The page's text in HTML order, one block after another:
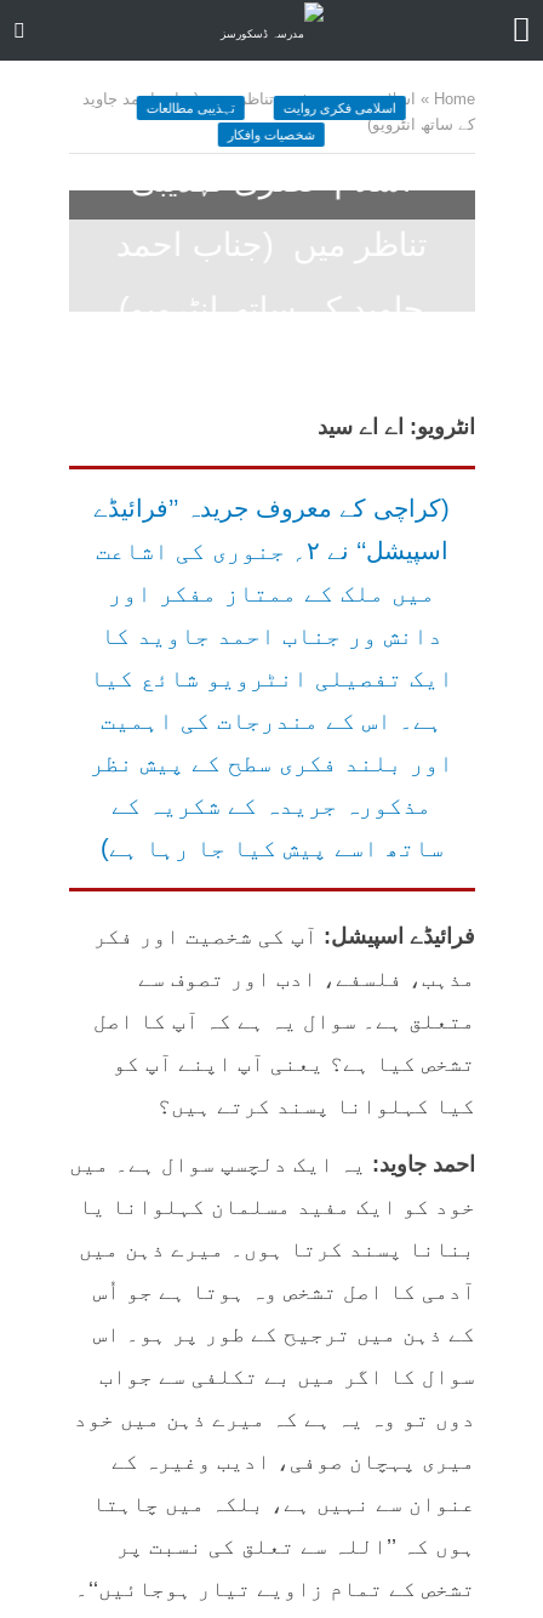
Home
»
اسلام عصری تہذیبی تناظر میں (جناب احمد جاوید
کے ساتھ انٹرویو)
اسلامی فکری روایت
تہذیبی مطالعات
شخصیات وافکار
اسلام عصری تہذیبی
تناظر میں (جناب احمد
جاوید کے ساتھ انٹرویو)
انٹرویو: اے اے سید
(کراچی کے معروف جریدہ ’’فرائیڈے
اسپیشل‘‘ نے ۲؍ جنوری کی اشاعت
میں ملک کے ممتاز مفکر اور
دانش ور جناب احمد جاوید کا
ایک تفصیلی انٹرویو شائع کیا
ہے۔ اس کے مندرجات کی اہمیت
اور بلند فکری سطح کے پیش نظر
مذکورہ جریدہ کے شکریہ کے
ساتھ اسے پیش کیا جا رہا ہے)
فرائیڈے اسپیشل: آپ کی شخصیت اور فکر
مذہب، فلسفے، ادب اور تصوف سے
متعلق ہے۔ سوال یہ ہے کہ آپ کا اصل
تشخص کیا ہے؟ یعنی آپ اپنے آپ کو
کیا کہلوانا پسند کرتے ہیں؟
احمد جاوید: یہ ایک دلچسپ سوال ہے۔ میں
خود کو ایک مفید مسلمان کہلوانا یا
بنانا پسند کرتا ہوں۔ میرے ذہن میں
آدمی کا اصل تشخص وہ ہوتا ہے جو اُس
کے ذہن میں ترجیح کے طور پر ہو۔ اس
سوال کا اگر میں بے تکلفی سے جواب
دوں تو وہ یہ ہے کہ میرے ذہن میں خود
میری پہچان صوفی، ادیب وغیرہ کے
عنوان سے نہیں ہے، بلکہ میں چاہتا
ہوں کہ ’’اللہ سے تعلق کی نسبت پر
تشخص کے تمام زاویے تیار ہوجائیں‘‘۔